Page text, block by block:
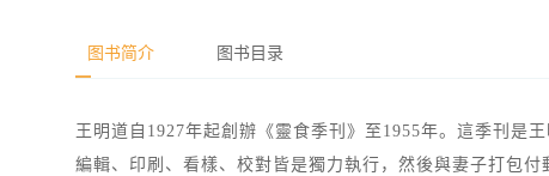
图书简介 图书目录
王明道自1927年起創辦《靈食季刊》至1955年。這季刊是
編輯、印刷、看樣、校對皆是獨力執行，然後與妻子打包